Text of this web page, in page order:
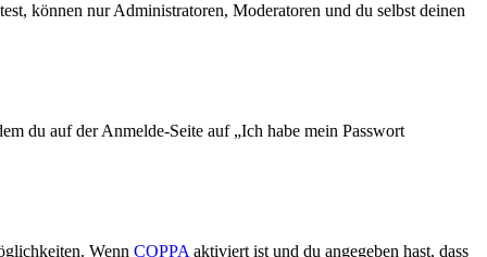
können nur Administratoren, Moderatoren und du selbst deinen
du auf der Anmelde-Seite auf „Ich habe mein Passwort
Wenn COPPA aktiviert ist und du angegeben hast, dass